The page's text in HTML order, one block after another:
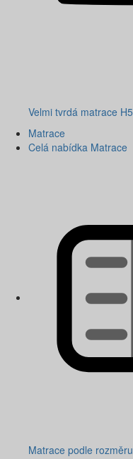
Velmi tvrdá matrace H5
Matrace
Celá nabídka Matrace
Matrace podle rozměru